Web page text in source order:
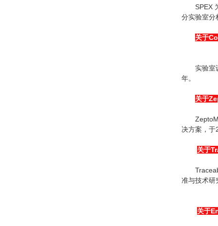
SPEX
分实验室分
关于
实验室
年。
关于
决方案，于
关于
准与技术研
关于